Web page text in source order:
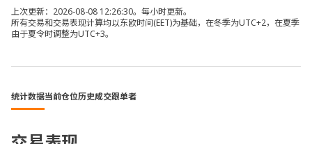
上次更新：2026-08-08 12:26:30。每小时更新。
所有交易和交易表现计算均以东欧时间(EET)为基础，在冬季为UTC+2，在夏季
由于夏令时调整为UTC+3。
统计数据当前仓位历史成交跟单者